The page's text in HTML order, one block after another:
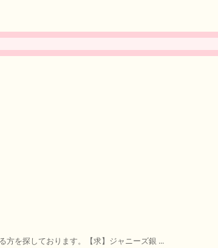
方を探しております。【求】ジャニーズ銀 ...